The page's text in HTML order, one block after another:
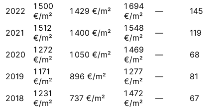
2022
1 500
€/m²
1 429 €/m²
1 694
€/m²
— 145
2021
1 512
€/m²
1 400 €/m²
1 548
€/m²
— 119
2020
1 272
€/m²
1 050 €/m²
1 469
€/m²
— 68
2019
1 171
€/m²
896 €/m²
1 277
€/m²
— 81
2018
1 231
€/m²
737 €/m²
1 472
€/m²
— 67